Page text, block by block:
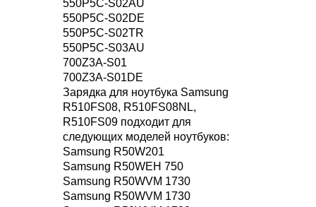
550P5C-S02AU
550P5C-S02DE
550P5C-S02TR
550P5C-S03AU
700Z3A-S01
700Z3A-S01DE
Зарядка для ноутбука Samsung
R510FS08, R510FS08NL,
R510FS09 подходит для
следующих моделей ноутбуков:
Samsung R50W201
Samsung R50WEH 750
Samsung R50WVM 1730
Samsung R50WVM 1730